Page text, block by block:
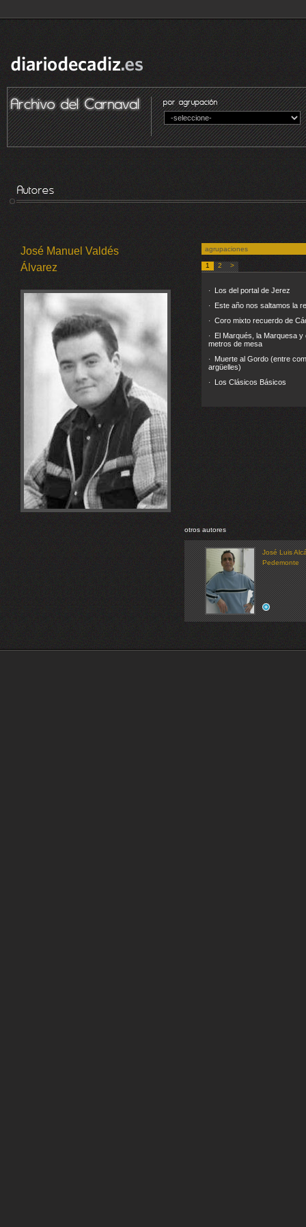
José Manuel Valdés
Álvarez
agrupaciones
1 2 >
· Los del portal de Jerez
· Este año nos saltamos la
· Coro mixto recuerdo de
· El Marqués, la Marquesa y
metros de mesa
· Muerte al Gordo (entre
argüelles)
· Los Clásicos Básicos
otros autores
José Luis
Pedemonte